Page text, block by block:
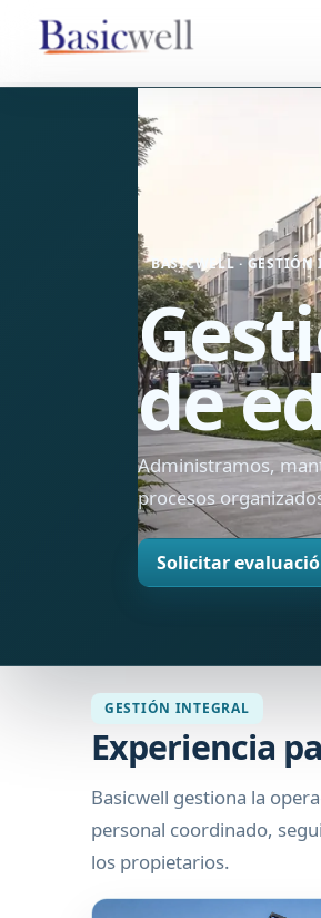
BASICWELL ·
de
Administramos,
procesos
Solicitar
GESTIÓN INTEGRAL
Experiencia
Basicwell gestiona la
personal coordinado,
los propietarios.